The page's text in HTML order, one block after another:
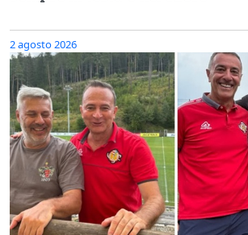
2 agosto 2026